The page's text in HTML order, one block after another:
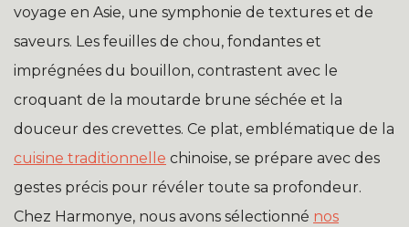
voyage en Asie, une symphonie de textures et de
saveurs. Les feuilles de chou, fondantes et
imprégnées du bouillon, contrastent avec le
croquant de la moutarde brune séchée et la
douceur des crevettes. Ce plat, emblématique de la
cuisine traditionnelle chinoise, se prépare avec des
gestes précis pour révéler toute sa profondeur.
Chez Harmonye, nous avons sélectionné nos